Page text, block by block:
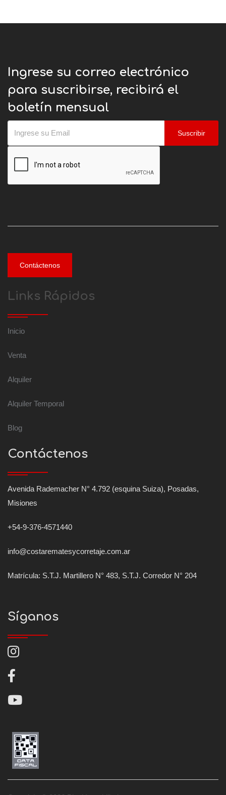
Ingrese su correo electrónico
para suscribirse, recibirá el
boletín mensual
Suscribir
Contáctenos
Links Rápidos
Inicio
Venta
Alquiler
Alquiler Temporal
Blog
Contáctenos
Avenida Rademacher N° 4.792 (esquina Suiza), Posadas,
Misiones
+54-9-376-4571440
info@costarematesycorretaje.com.ar
Matrícula: S.T.J. Martillero N° 483, S.T.J. Corredor N° 204
Síganos